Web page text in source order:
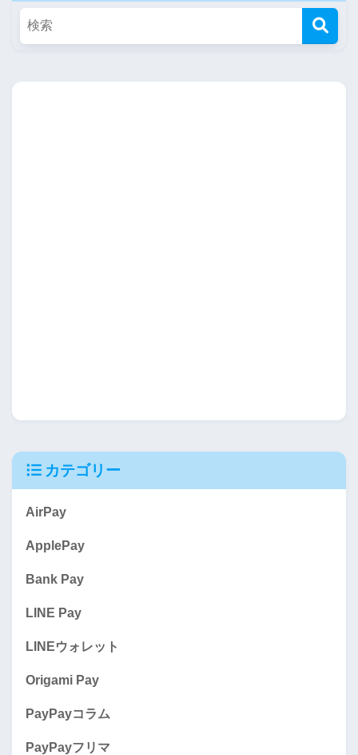
カテゴリー
AirPay
ApplePay
Bank Pay
LINE Pay
LINEウォレット
Origami Pay
PayPayコラム
PayPayフリマ